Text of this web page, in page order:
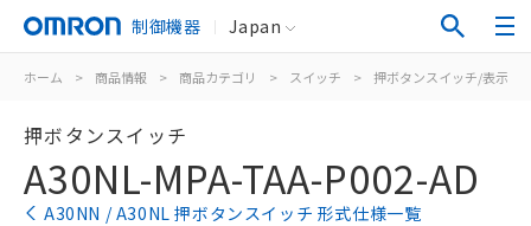
制御機器 Japan
ホーム > 商品情報 > 商品カテゴリ > スイッチ > 押ボタンスイッチ/表示灯
押ボタンスイッチ
A30NL-MPA-TAA-P002-AD
A30NN / A30NL 押ボタンスイッチ 形式仕様一覧